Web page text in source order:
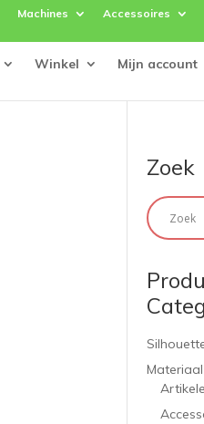
Machines Accessoires
Winkel Mijn account
Zoek
Materiaal